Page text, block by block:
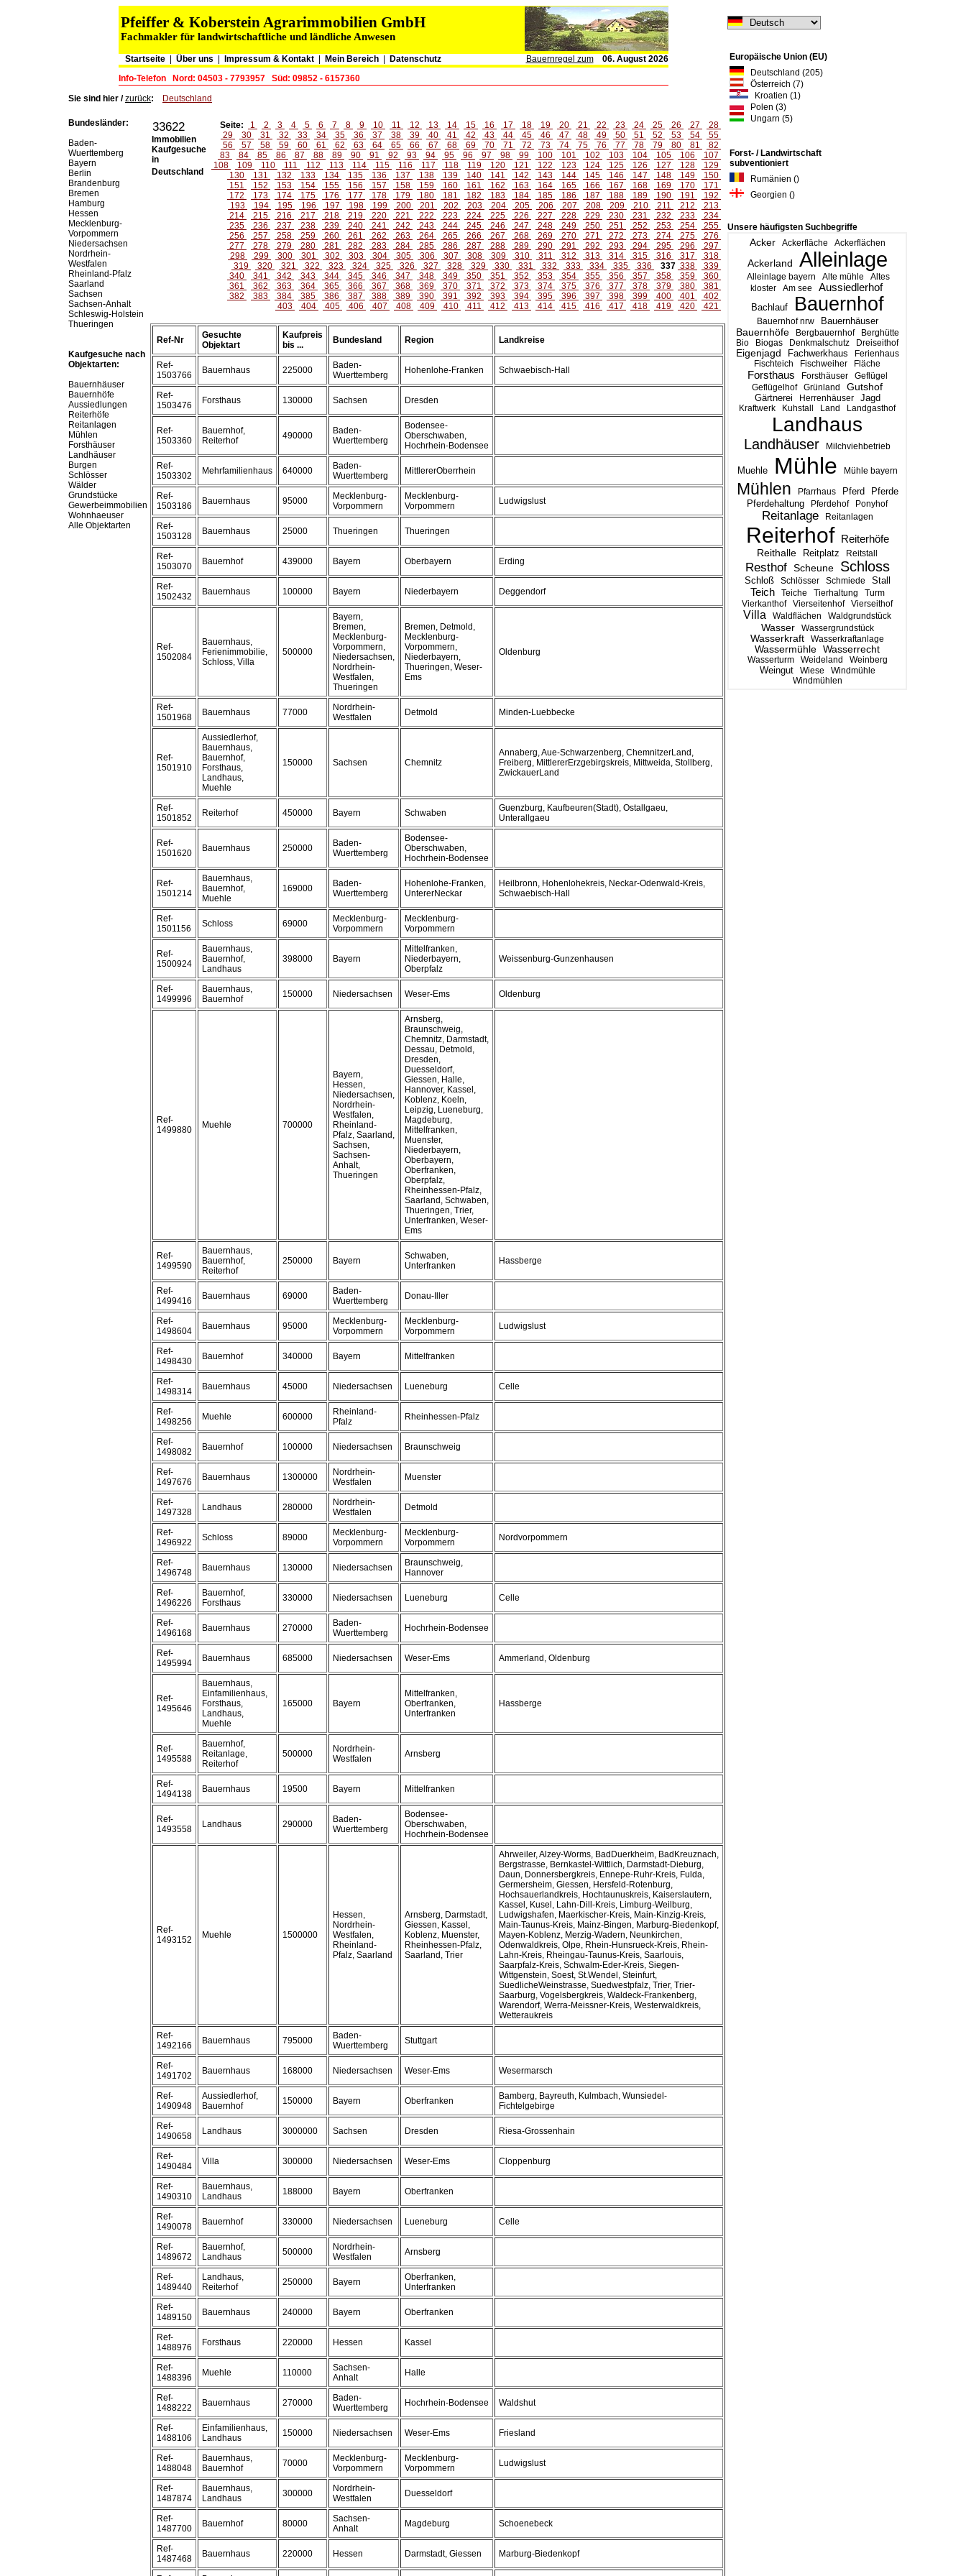
Pfeiffer & Koberstein Agrarimmobilien GmbH
Fachmakler für landwirtschaftliche und ländliche Anwesen
Startseite| Über uns Impressum & Kontakt| Mein Bereich Datenschutz Bauernregel zum
06. August 2026
Info-Telefon
Nord: 04503 - 7793957 Süd: 09852 - 6157360
Europäische Union (EU)
Deutschland (205)
Österreich (7)
Kroatien (1)
Polen (3)
Ungarn (5)
Forst- / Landwirtschaft
subventioniert
Rumänien ()
Georgien ()
Unsere häufigsten Suchbegriffe
Acker Ackerfläche Ackerflächen
Ackerland Alleinlage
Alleinlage bayern Alte mühle
Altes
kloster
Am see Aussiedlerhof
Bachlauf Bauernhof
Bauernhof nrw Bauernhäuser
Bauernhöfe Bergbauernhof
Berghütte
Bio
Biogas Denkmalschutz Dreiseithof
Eigenjagd Fachwerkhaus
Ferienhaus
Fischteich
Fischweiher Fläche
Forsthaus Forsthäuser
Geflügel
Geflügelhof
Grünland
Gutshof
Gärtnerei
Herrenhäuser Jagd
Kraftwerk Kuhstall Land Landgasthof
Landhaus
Landhäuser Milchviehbetrieb
Muehle Mühle Mühle bayern
Mühlen Pfarrhaus Pferd Pferde
Pferdehaltung Pferdehof Ponyhof
Reitanlage Reitanlagen
Reiterhof Reiterhöfe
Reithalle Reitplatz Reitstall
Resthof Scheune Schloss
Schloß Schlösser Schmiede Stall
Teich Teiche Tierhaltung
Turm
Vierkanthof
Vierseitenhof Vierseithof
Villa Waldflächen Waldgrundstück
Wasser Wassergrundstück
Wasserkraft Wasserkraftanlage
Wassermühle Wasserrecht
Wasserturm Weideland Weinberg
Weingut Wiese
Windmühle
Windmühlen
Sie sind hier /zurück: Deutschland
Bundesländer:
Baden-
Wuerttemberg
Bayern
Berlin
Brandenburg
Bremen
Hamburg
Hessen
Mecklenburg-
Vorpommern
Niedersachsen
Nordrhein-
Westfalen
Rheinland-Pfalz
Saarland
Sachsen
Sachsen-Anhalt
Schleswig-Holstein
Thueringen
Kaufgesuche nach
Objektarten:
Bauernhäuser
Bauernhöfe
Aussiedlungen
Reiterhöfe
Reitanlagen
Mühlen
Forsthäuser
Landhäuser
Burgen
Schlösser
Wälder
Grundstücke
Gewerbeimmobilien
Wohnhaeuser
Alle Objektarten
33622
Immobilien
Kaufgesuche
in
Deutschland
Seite: 1 2 3 4 5 6 7 8 9 10 11 12 13 14 15 16 17 18 19 20 21 22 23 24 25 26 27
28
29
30 31 32 33 34 35 36 37 38 39 40 41 42 43 44 45 46 47 48 49 50 51 52 53 54
55
56
57 58 59 60 61 62 63 64 65 66 67 68 69 70 71 72 73 74 75 76 77 78 79 80 81
82
83
84 85 86 87 88 89 90 91 92 93 94 95 96 97 98 99 100 101 102 103 104 105 106
107
108
109 110 111 112 113 114 115 116 117 118 119 120 121 122 123 124 125 126 127 128
129
130
131 132 133 134 135 136 137 138 139 140 141 142 143 144 145 146 147 148 149
150
151
152 153 154 155 156 157 158 159 160 161 162 163 164 165 166 167 168 169 170
171
172
173 174 175 176 177 178 179 180 181 182 183 184 185 186 187 188 189 190 191
192
193
194 195 196 197 198 199 200 201 202 203 204 205 206 207 208 209 210 211 212
213
214
215 216 217 218 219 220 221 222 223 224 225 226 227 228 229 230 231 232 233
234
235
236 237 238 239 240 241 242 243 244 245 246 247 248 249 250 251 252 253 254
255
256
257 258 259 260 261 262 263 264 265 266 267 268 269 270 271 272 273 274 275
276
277
278 279 280 281 282 283 284 285 286 287 288 289 290 291 292 293 294 295 296
297
298
299 300 301 302 303 304 305 306 307 308 309 310 311 312 313 314 315 316 317
318
319
320 321 322 323 324 325 326 327 328 329 330 331 332 333 334 335 336 337 338
339
340
341 342 343 344 345 346 347 348 349 350 351 352 353 354 355 356 357 358 359
360
361
362 363 364 365 366 367 368 369 370 371 372 373 374 375 376 377 378 379 380
381
382
383 384 385 386 387 388 389 390 391 392 393 394 395 396 397 398 399 400 401
402
403
404 405 406 407 408 409 410 411 412 413 414 415 416 417 418 419 420 421
Ref-Nr
Gesuchte
Objektart
Kaufpreis
bis ...
Bundesland Region Landkreise
Ref-
1503766
Bauernhaus 225000
Baden-
Wuerttemberg
Hohenlohe-Franken Schwaebisch-Hall
Ref-
1503476
Forsthaus 130000 Sachsen Dresden
Ref-
1503360
Bauernhof,
Reiterhof
490000
Baden-
Wuerttemberg
Bodensee-
Oberschwaben,
Hochrhein-Bodensee
Ref-
1503302
Mehrfamilienhaus 640000
Baden-
Wuerttemberg
MittlererOberrhein
Ref-
1503186
Bauernhaus 95000
Mecklenburg-
Vorpommern
Mecklenburg-
Vorpommern
Ludwigslust
Ref-
1503128
Bauernhaus 25000 Thueringen Thueringen
Ref-
1503070
Bauernhof 439000 Bayern Oberbayern Erding
Ref-
1502432
Bauernhaus 100000 Bayern Niederbayern Deggendorf
Ref-
1502084
Bauernhaus,
Ferienimmobilie,
Schloss, Villa
500000
Bayern,
Bremen,
Mecklenburg-
Vorpommern,
Niedersachsen,
Nordrhein-
Westfalen,
Thueringen
Bremen, Detmold,
Mecklenburg-
Vorpommern,
Niederbayern,
Thueringen, Weser-
Ems
Oldenburg
Ref-
1501968
Bauernhaus 77000
Nordrhein-
Westfalen
Detmold Minden-Luebbecke
Ref-
1501910
Aussiedlerhof,
Bauernhaus,
Bauernhof,
Forsthaus,
Landhaus,
Muehle
150000 Sachsen Chemnitz
Annaberg, Aue-Schwarzenberg, ChemnitzerLand,
Freiberg, MittlererErzgebirgskreis, Mittweida, Stollberg,
ZwickauerLand
Ref-
1501852
Reiterhof 450000 Bayern Schwaben
Guenzburg, Kaufbeuren(Stadt), Ostallgaeu,
Unterallgaeu
Ref-
1501620
Bauernhaus 250000
Baden-
Wuerttemberg
Bodensee-
Oberschwaben,
Hochrhein-Bodensee
Ref-
1501214
Bauernhaus,
Bauernhof,
Muehle
169000
Baden-
Wuerttemberg
Hohenlohe-Franken,
UntererNeckar
Heilbronn, Hohenlohekreis, Neckar-Odenwald-Kreis,
Schwaebisch-Hall
Ref-
1501156
Schloss 69000
Mecklenburg-
Vorpommern
Mecklenburg-
Vorpommern
Ref-
1500924
Bauernhaus,
Bauernhof,
Landhaus
398000 Bayern
Mittelfranken,
Niederbayern,
Oberpfalz
Weissenburg-Gunzenhausen
Ref-
1499996
Bauernhaus,
Bauernhof
150000 Niedersachsen Weser-Ems Oldenburg
Ref-
1499880
Muehle 700000
Bayern,
Hessen,
Niedersachsen,
Nordrhein-
Westfalen,
Rheinland-
Pfalz, Saarland,
Sachsen,
Sachsen-
Anhalt,
Thueringen
Arnsberg,
Braunschweig,
Chemnitz, Darmstadt,
Dessau, Detmold,
Dresden,
Duesseldorf,
Giessen, Halle,
Hannover, Kassel,
Koblenz, Koeln,
Leipzig, Lueneburg,
Magdeburg,
Mittelfranken,
Muenster,
Niederbayern,
Oberbayern,
Oberfranken,
Oberpfalz,
Rheinhessen-Pfalz,
Saarland, Schwaben,
Thueringen, Trier,
Unterfranken, Weser-
Ems
Ref-
1499590
Bauernhaus,
Bauernhof,
Reiterhof
250000 Bayern
Schwaben,
Unterfranken
Hassberge
Ref-
1499416
Bauernhaus 69000
Baden-
Wuerttemberg
Donau-Iller
Ref-
1498604
Bauernhaus 95000
Mecklenburg-
Vorpommern
Mecklenburg-
Vorpommern
Ludwigslust
Ref-
1498430
Bauernhof 340000 Bayern Mittelfranken
Ref-
1498314
Bauernhaus 45000 Niedersachsen Lueneburg Celle
Ref-
1498256
Muehle 600000
Rheinland-
Pfalz
Rheinhessen-Pfalz
Ref-
1498082
Bauernhof 100000 Niedersachsen Braunschweig
Ref-
1497676
Bauernhaus 1300000
Nordrhein-
Westfalen
Muenster
Ref-
1497328
Landhaus 280000
Nordrhein-
Westfalen
Detmold
Ref-
1496922
Schloss 89000
Mecklenburg-
Vorpommern
Mecklenburg-
Vorpommern
Nordvorpommern
Ref-
1496748
Bauernhaus 130000 Niedersachsen
Braunschweig,
Hannover
Ref-
1496226
Bauernhof,
Forsthaus
330000 Niedersachsen Lueneburg Celle
Ref-
1496168
Bauernhaus 270000
Baden-
Wuerttemberg
Hochrhein-Bodensee
Ref-
1495994
Bauernhaus 685000 Niedersachsen Weser-Ems Ammerland, Oldenburg
Ref-
1495646
Bauernhaus,
Einfamilienhaus,
Forsthaus,
Landhaus,
Muehle
165000 Bayern
Mittelfranken,
Oberfranken,
Unterfranken
Hassberge
Ref-
1495588
Bauernhof,
Reitanlage,
Reiterhof
500000
Nordrhein-
Westfalen
Arnsberg
Ref-
1494138
Bauernhaus 19500 Bayern Mittelfranken
Ref-
1493558
Landhaus 290000
Baden-
Wuerttemberg
Bodensee-
Oberschwaben,
Hochrhein-Bodensee
Ref-
1493152
Muehle 1500000
Hessen,
Nordrhein-
Westfalen,
Rheinland-
Pfalz, Saarland
Arnsberg, Darmstadt,
Giessen, Kassel,
Koblenz, Muenster,
Rheinhessen-Pfalz,
Saarland, Trier
Ahrweiler, Alzey-Worms, BadDuerkheim, BadKreuznach,
Bergstrasse, Bernkastel-Wittlich, Darmstadt-Dieburg,
Daun, Donnersbergkreis, Ennepe-Ruhr-Kreis, Fulda,
Germersheim, Giessen, Hersfeld-Rotenburg,
Hochsauerlandkreis, Hochtaunuskreis, Kaiserslautern,
Kassel, Kusel, Lahn-Dill-Kreis, Limburg-Weilburg,
Ludwigshafen, Maerkischer-Kreis, Main-Kinzig-Kreis,
Main-Taunus-Kreis, Mainz-Bingen, Marburg-Biedenkopf,
Mayen-Koblenz, Merzig-Wadern, Neunkirchen,
Odenwaldkreis, Olpe, Rhein-Hunsrueck-Kreis, Rhein-
Lahn-Kreis, Rheingau-Taunus-Kreis, Saarlouis,
Saarpfalz-Kreis, Schwalm-Eder-Kreis, Siegen-
Wittgenstein, Soest, St.Wendel, Steinfurt,
SuedlicheWeinstrasse, Suedwestpfalz, Trier, Trier-
Saarburg, Vogelsbergkreis, Waldeck-Frankenberg,
Warendorf, Werra-Meissner-Kreis, Westerwaldkreis,
Wetteraukreis
Ref-
1492166
Bauernhaus 795000
Baden-
Wuerttemberg
Stuttgart
Ref-
1491702
Bauernhaus 168000 Niedersachsen Weser-Ems Wesermarsch
Ref-
1490948
Aussiedlerhof,
Bauernhof
150000 Bayern Oberfranken
Bamberg, Bayreuth, Kulmbach, Wunsiedel-
Fichtelgebirge
Ref-
1490658
Landhaus 3000000 Sachsen Dresden Riesa-Grossenhain
Ref-
1490484
Villa 300000 Niedersachsen Weser-Ems Cloppenburg
Ref-
1490310
Bauernhaus,
Landhaus
188000 Bayern Oberfranken
Ref-
1490078
Bauernhof 330000 Niedersachsen Lueneburg Celle
Ref-
1489672
Bauernhof,
Landhaus
500000
Nordrhein-
Westfalen
Arnsberg
Ref-
1489440
Landhaus,
Reiterhof
250000 Bayern
Oberfranken,
Unterfranken
Ref-
1489150
Bauernhaus 240000 Bayern Oberfranken
Ref-
1488976
Forsthaus 220000 Hessen Kassel
Ref-
1488396
Muehle 110000
Sachsen-
Anhalt
Halle
Ref-
1488222
Bauernhaus 270000
Baden-
Wuerttemberg
Hochrhein-Bodensee Waldshut
Ref-
1488106
Einfamilienhaus,
Landhaus
150000 Niedersachsen Weser-Ems Friesland
Ref-
1488048
Bauernhaus,
Bauernhof
70000
Mecklenburg-
Vorpommern
Mecklenburg-
Vorpommern
Ludwigslust
Ref-
1487874
Bauernhaus,
Landhaus
300000
Nordrhein-
Westfalen
Duesseldorf
Ref-
1487700
Bauernhof 80000
Sachsen-
Anhalt
Magdeburg Schoenebeck
Ref-
1487468
Bauernhaus 220000 Hessen Darmstadt, Giessen Marburg-Biedenkopf